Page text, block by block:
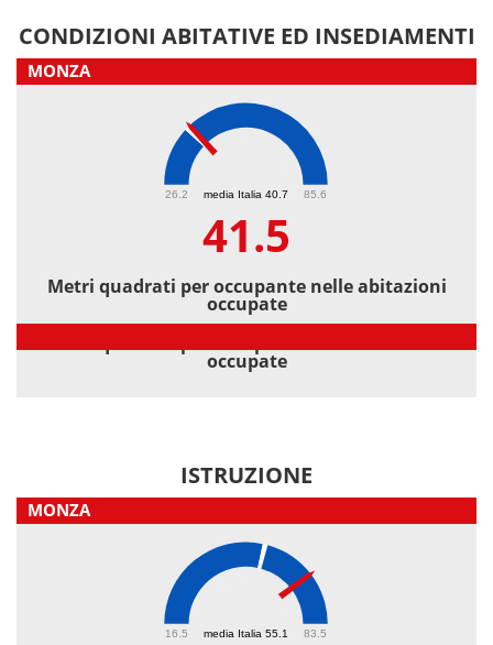
CONDIZIONI ABITATIVE ED INSEDIAMENTI
MONZA
media Italia 40.7
26.2 85.6
41.5
Metri quadrati per occupante nelle abitazioni
occupate
occupate
ISTRUZIONE
MONZA
media Italia 55.1
16.5 83.5